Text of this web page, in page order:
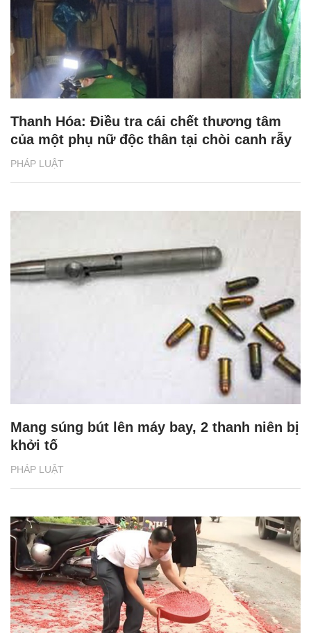
PHÁP LUẬT
Thanh Hóa: Điều tra cái chết thương tâm
của một phụ nữ độc thân tại chòi canh rẫy
PHÁP LUẬT
Mang súng bút lên máy bay, 2 thanh niên bị
khởi tố